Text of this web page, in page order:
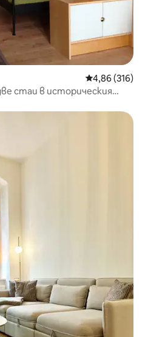
Средна
4,86 (316)
стаи в историческия